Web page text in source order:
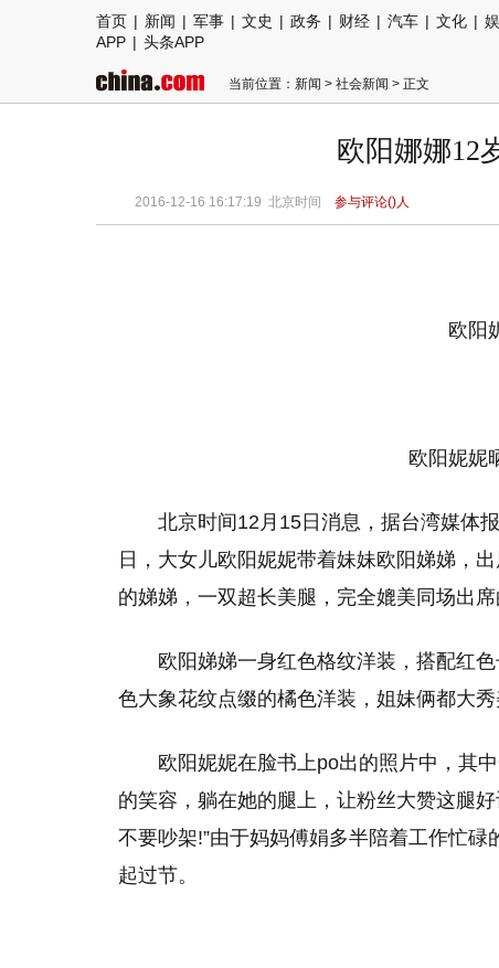
首页 | 新闻 | 军事 | 文史 | 政务 | 财经 | 汽车 | 文化 |
APP | 头条APP
当前位置： 新闻 > 社会新闻 > 正文
欧阳娜娜12
2016-12-16 16:17:19 北京时间 参与评论()人
欧阳
欧阳妮妮
北京时间12月15日消息，据台湾媒体
日，大女儿欧阳妮妮带着妹妹欧阳娣娣，
的娣娣，一双超长美腿，完全媲美同场出
欧阳娣娣一身红色格纹洋装，搭配红
色大象花纹点缀的橘色洋装，姐妹俩都大秀
欧阳妮妮在脸书上po出的照片中，其
的笑容，躺在她的腿上，让粉丝大赞这腿
不要吵架!”由于妈妈傅娟多半陪着工作忙
起过节。